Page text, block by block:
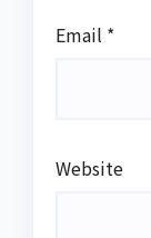
Email *
Website